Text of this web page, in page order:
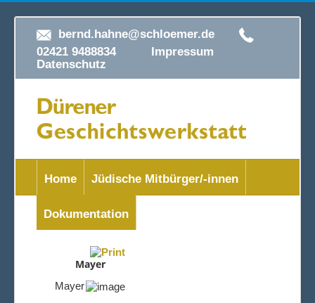
bernd.hahne@schloemer.de
02421 9488834 Impressum
Datenschutz
Home Jüdische Mitbürger/-innen
Dokumentation
Mayer
Mayer